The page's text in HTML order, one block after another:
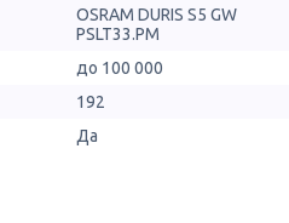
OSRAM DURIS S5 GW
PSLT33.PM
до 100 000
192
Да